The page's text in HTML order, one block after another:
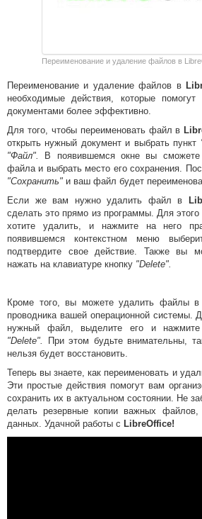
Переименование и удаление файлов в
Переименование и удаление файлов в
необходимые действия, которые
документами более эффективно.
Для того, чтобы переименовать файл в
открыть нужный документ и выбрать пункт
"Файл".
В появившемся окне вы
файла и выбрать место его сохранения.
"Сохранить" и ваш файл будет
Если же вам нужно удалить файл в
сделать это прямо из программы. Для
хотите удалить, и нажмите на него
появившемся контекстном меню
подтвердите свое действие. Также вы
нажать на клавиатуре кнопку "Delete".
Кроме того, вы можете удалить файлы в
проводника вашей операционной системы.
нужный файл, выделите его и нажмите
"Delete".
При этом будьте внимательны,
нельзя будет восстановить.
Теперь вы знаете, как переименовать и
Эти простые действия помогут вам
сохранить их в актуальном состоянии. Не
делать резервные копии важных файлов,
данных. Удачной работы с LibreOffice!